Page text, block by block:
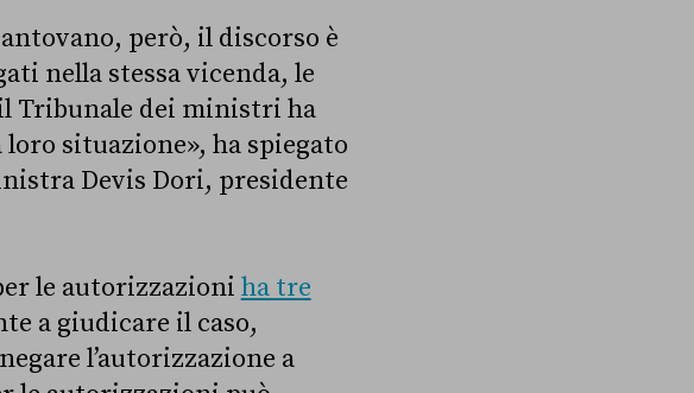
però, il discorso è
nella stessa vicenda, le
Tribunale dei ministri ha
situazione», ha spiegato
Devis Dori, presidente
le autorizzazioni ha tre
a giudicare il caso,
l’autorizzazione a